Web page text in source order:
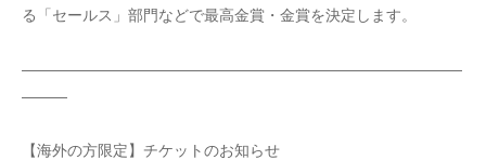
る「セールス」部門などで最高金賞・金賞を決定します。
—————————————————————————————
———
【海外の方限定】チケットのお知らせ